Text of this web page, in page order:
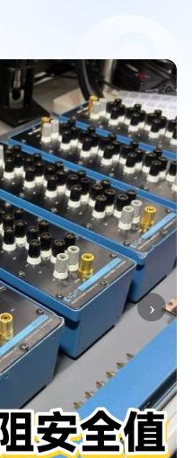
›